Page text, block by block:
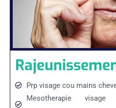
Prp visage cou mains
Mesotherapie